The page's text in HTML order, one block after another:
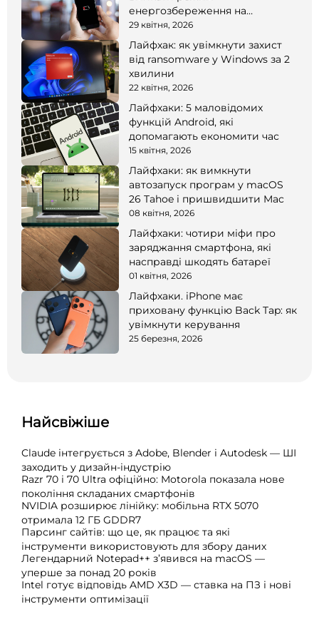
енергозбереження на
смартфоні
29 квітня, 2026
Лайфхак: як увімкнути захист
від ransomware у Windows за 2
хвилини
22 квітня, 2026
Лайфхаки: 5 маловідомих
функцій Android, які
допомагають економити час
15 квітня, 2026
Лайфхаки: як вимкнути
автозапуск програм у macOS
26 Tahoe і пришвидшити Mac
08 квітня, 2026
Лайфхаки: чотири міфи про
заряджання смартфона, які
насправді шкодять батареї
01 квітня, 2026
Лайфхаки. iPhone має
приховану функцію Back Tap: як
увімкнути керування
25 березня, 2026
Найсвіжіше
Claude інтегрується з Adobe, Blender і Autodesk — ШІ
заходить у дизайн-індустрію
Razr 70 і 70 Ultra офіційно: Motorola показала нове
покоління складаних смартфонів
NVIDIA розширює лінійку: мобільна RTX 5070
отримала 12 ГБ GDDR7
Парсинг сайтів: що це, як працює та які
інструменти використовують для збору даних
Легендарний Notepad++ з’явився на macOS —
уперше за понад 20 років
Intel готує відповідь AMD X3D — ставка на ПЗ і нові
інструменти оптимізації